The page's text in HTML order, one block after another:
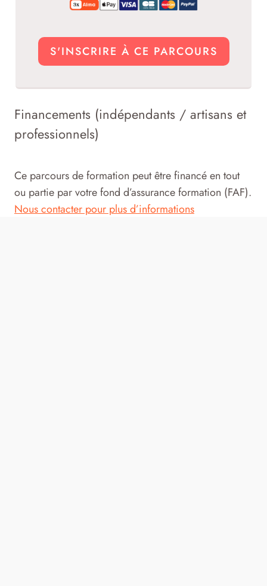
S'INSCRIRE À CE PARCOURS
Financements (indépendants / artisans et
professionnels)
Ce parcours de formation peut être financé en tout
ou partie par votre fond d’assurance formation (FAF).
Nous contacter pour plus d’informations